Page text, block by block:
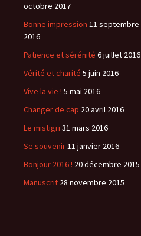
octobre 2017
Bonne impression 11 septembre
2016
Patience et sérénité 6 juillet 2016
Vérité et charité 5 juin 2016
Vive la vie ! 5 mai 2016
Changer de cap 20 avril 2016
Le mistigri 31 mars 2016
Se souvenir11 janvier 2016
Bonjour 2016 ! 20 décembre 2015
Manuscrit 28 novembre 2015